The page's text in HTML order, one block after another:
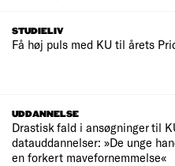
STUDIELIV
Få høj puls med KU til årets
UDDANNELSE
Drastisk fald i ansøgninger til
datauddannelser: »De unge
en forkert mavefornemmelse«